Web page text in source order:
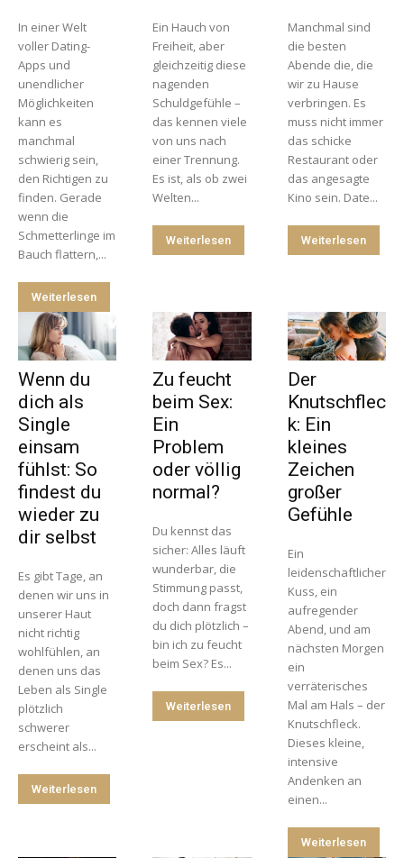
In einer Welt
voller Dating-
Apps und
unendlicher
Möglichkeiten
kann es
manchmal
schwierig sein,
den Richtigen zu
finden. Gerade
wenn die
Schmetterlinge im
Bauch flattern,...
Weiterlesen
Ein Hauch von
Freiheit, aber
gleichzeitig diese
nagenden
Schuldgefühle –
das kennen viele
von uns nach
einer Trennung.
Es ist, als ob zwei
Welten...
Weiterlesen
Manchmal sind
die besten
Abende die, die
wir zu Hause
verbringen. Es
muss nicht immer
das schicke
Restaurant oder
das angesagte
Kino sein. Date...
Weiterlesen
Wenn du
dich als
Single
einsam
fühlst: So
findest du
wieder zu
dir selbst
Es gibt Tage, an
denen wir uns in
unserer Haut
nicht richtig
wohlfühlen, an
denen uns das
Leben als Single
plötzlich
schwerer
erscheint als...
Weiterlesen
Zu feucht
beim Sex:
Ein
Problem
oder völlig
normal?
Du kennst das
sicher: Alles läuft
wunderbar, die
Stimmung passt,
doch dann fragst
du dich plötzlich –
bin ich zu feucht
beim Sex? Es...
Weiterlesen
Der
Knutschflec
k: Ein
kleines
Zeichen
großer
Gefühle
Ein
leidenschaftlicher
Kuss, ein
aufregender
Abend, und am
nächsten Morgen
ein
verräterisches
Mal am Hals – der
Knutschfleck.
Dieses kleine,
intensive
Andenken an
einen...
Weiterlesen